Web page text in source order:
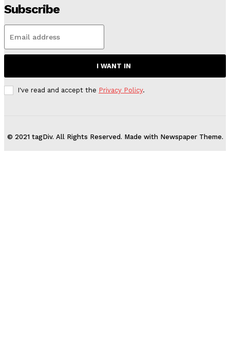
Subscribe
I WANT IN
I've read and accept the Privacy Policy.
© 2021 tagDiv. All Rights Reserved. Made with Newspaper Theme.